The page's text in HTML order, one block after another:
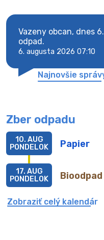
Vazeny obcan, dnes
odpad.
6. augusta 2026 07:10
Najnovšie
Zber odpadu
Papier
10. AUG
PONDELOK
Bioodpad
17. AUG
PONDELOK
Zobraziť celý kalendár